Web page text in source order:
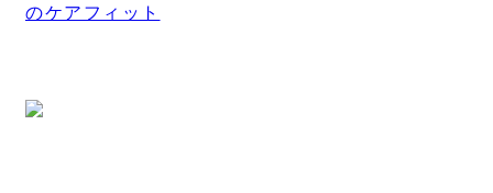
のケアフィット